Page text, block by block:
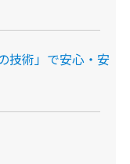
技術」で安心・安